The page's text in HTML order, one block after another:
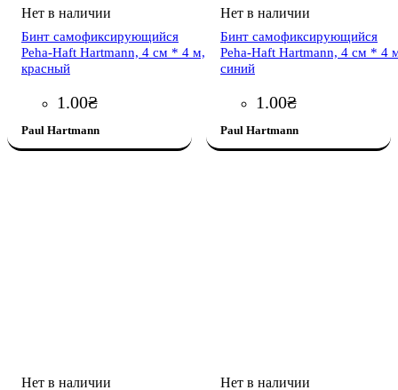
Бинт самофиксирующийся
Peha-Haft Hartmann, 4 см * 4 м,
красный
1.00₴
Paul Hartmann
Бинт самофиксирующийся
Peha-Haft Hartmann, 4 см * 4
синий
1.00₴
Paul Hartmann